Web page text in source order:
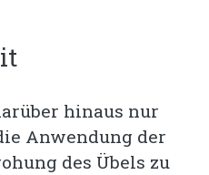
hinaus nur
Anwendung der
des Übels zu